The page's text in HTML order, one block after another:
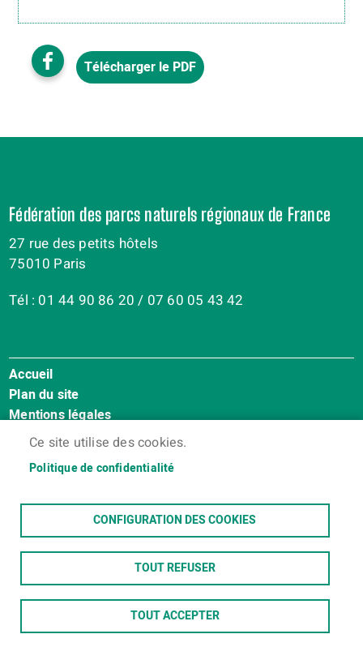
Télécharger le PDF
Ce site utilise des cookies.
Politique de confidentialité
CONFIGURATION DES COOKIES
TOUT REFUSER
TOUT ACCEPTER
Fédération des parcs naturels régionaux de France
27 rue des petits hôtels
75010 Paris
Tél : 01 44 90 86 20 / 07 60 05 43 42
Menu
Pied
de
page
Accueil
Plan du site
Mentions légales
Accessibilité : Non conforme
Contact